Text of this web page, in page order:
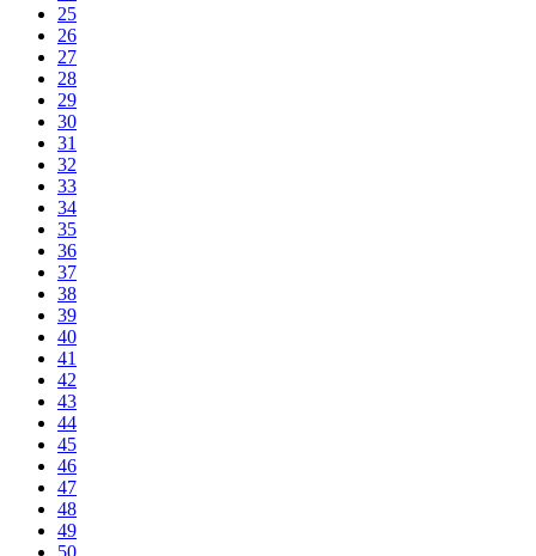
25
26
27
28
29
30
31
32
33
34
35
36
37
38
39
40
41
42
43
44
45
46
47
48
49